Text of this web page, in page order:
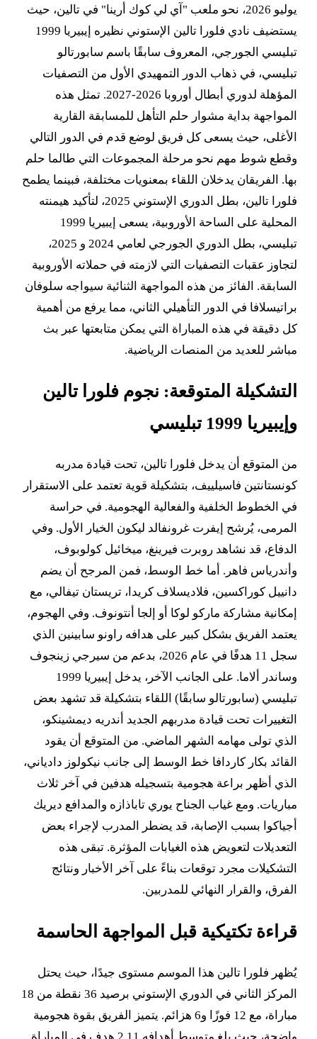
يوليو 2026، نحو ملعب "آي لي كوك أرينا" في تالين، حيث
يستضيف نادي فلورا تالين الإستوني نظيره إيبيريا 1999
تبليسي الجورجي، المعروف سابقًا باسم سابورتالو
تبليسي، في ذهاب الدور التمهيدي الأول من التصفيات
المؤهلة لدوري أبطال أوروبا 2026-2027. تمثل هذه
المواجهة بداية مشوار حلم التأهل للمسابقة القارية
الأغلى، حيث يسعى كل فريق لوضع قدم في الدور التالي
وقطع شوط مهم نحو مرحلة المجموعات التي طالما حلم
بها. الفريقان يدخلان اللقاء بمعنويات مختلفة، فبينما يطمح
فلورا تالين، بطل الدوري الإستوني 2025، لتأكيد هيمنته
المحلية على الساحة الأوروبية، يسعى إيبيريا 1999
تبليسي، بطل الدوري الجورجي لعامي 2024 و 2025،
لتجاوز عقبات التصفيات التي لازمته في حملاته الأوروبية
السابقة. الفائز من هذه المواجهة الثنائية سيواجه سلوفان
براتيسلافا في الدور التأهيلي الثاني، مما يرفع من أهمية
كل دقيقة في هذه المباراة التي يمكن متابعتها عبر بث
مباشر للعديد من المنصات الرياضية.
التشكيلة المتوقعة: نجوم فلورا تالين
وإيبيريا 1999 تبليسي
من المتوقع أن يدخل فلورا تالين، تحت قيادة مدربه
كونستانتين فاسيلييف، بتشكيلة قوية تعتمد على الاستقرار
في الخطوط الخلفية والفعالية الهجومية. في حراسة
المرمى، يُرشح إيفرت غرونفالد ليكون الخيار الأول. وفي
الدفاع، قد نشاهد روبرت فيرينغ، ميخائيل كولوبوف،
وأندرياس فاهر. أما خط الوسط، فمن المرجح أن يضم
دانييل كوراكسين، فلاديسلاف كريدا، تريستان تيفالي، مع
إمكانية مشاركة ماركو لوكا أو إلجا أنتونوف. وفي الهجوم،
يعتمد الفريق بشكل كبير على هدافه راونو سابينين الذي
سجل 11 هدفًا في عام 2026، بدعم من سيرجي زينجوف
وساندر ألاما. على الجانب الآخر، يدخل إيبيريا 1999
تبليسي (سابورتالو سابقًا) اللقاء بتشكيلة قد تشهد بعض
التغييرات تحت قيادة مدربهم الجديد أندريه ديمشينكو،
الذي تولى مهامه الشهر الماضي. من المتوقع أن يقود
القائد بكار كاردافا خط الوسط إلى جانب نيكولوز دادياني،
الذي أظهر براعة هجومية بتسجيله هدفين في آخر ثلاث
مباريات. ومع غياب الجناح يوري تاباذازه والمدافع ديريك
أجياكوا بسبب الإصابة، قد يضطر المدرب لإجراء بعض
التعديلات لتعويض هذه الغيابات المؤثرة. تبقى هذه
التشكيلات مجرد توقعات بناءً على آخر الأخبار ونتائج
الفرق، والقرار النهائي للمدربين.
قراءة تكتيكية قبل المواجهة الحاسمة
يُظهر فلورا تالين هذا الموسم مستوى جيدًا، حيث يحتل
المركز الثاني في الدوري الإستوني برصيد 36 نقطة من 18
مباراة، مع 12 فوزًا و6 هزائم. يتميز الفريق بقوة هجومية